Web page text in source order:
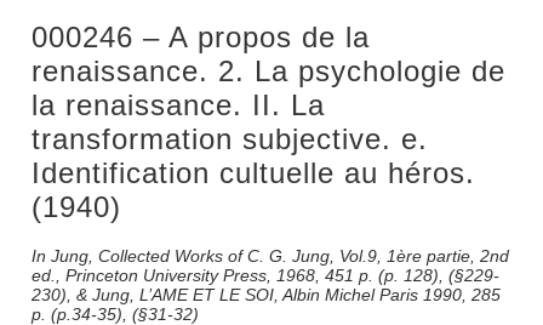
000246 – A propos de la
renaissance. 2. La psychologie de
la renaissance. II. La
transformation subjective. e.
Identification cultuelle au héros.
(1940)
In Jung, Collected Works of C. G. Jung, Vol.9, 1ère partie, 2nd
ed., Princeton University Press, 1968, 451 p. (p. 128), (§229-
230), & Jung, L’AME ET LE SOI, Albin Michel Paris 1990, 285
p. (p.34-35), (§31-32)